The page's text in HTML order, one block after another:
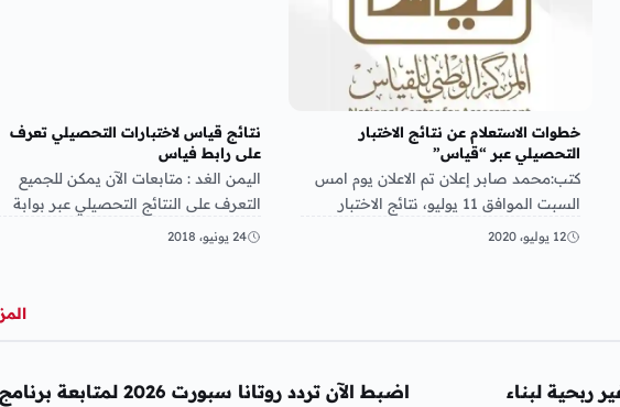
خطوات الاستعلام عن نتائج الاختبار
التحصيلي عبر “قياس”
كتب:محمد صابر إعلان تم الاعلان يوم امس
السبت الموافق 11 يوليو، نتائج الاختبار
التحصيلي عبر موقع قياس الإلكتروني، علمًا
12 يوليو، 2020
نتائج قياس لاختبارات التحصيلي تعرف
على رابط فياس
اليمن الغد : متابعات الآن يمكن للجميع
التعرف على النتائج التحصيلي عبر بوابة
وموقع قياس في المملكة العربية
24 يونيو، 2018
ربحية لبناء
اضبط الآن تردد روتانا سبورت 2026 لمتابعة برنامج